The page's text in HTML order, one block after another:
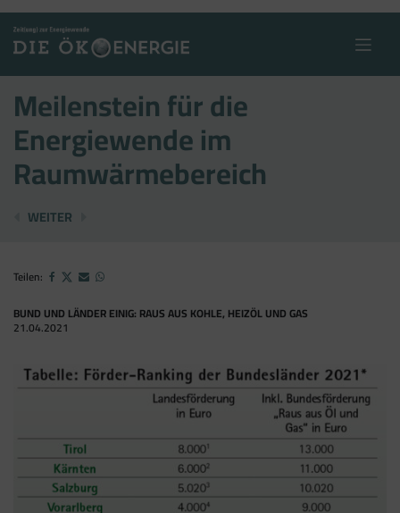
content
Meilenstein für die
Energiewende im
Raumwärmebereich
UNZUREICHENDER KOMPROMISS
WEITER
Teilen:
BUND UND LÄNDER EINIG: RAUS AUS KOHLE, HEIZÖL UND GAS
21.04.2021